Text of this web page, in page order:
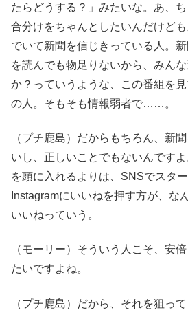
たらどうする？」みたいな。あ、
合分けをちゃんとしたいんだけど
でいて新聞を信じきっている人。
を読んでも物足りないから、みん
か？っていうような、この番組を
の人。そもそも情報弱者で……。
（プチ鹿島）だからもちろん、新
いし、正しいことでもないんです
を頭に入れるよりは、SNSでスタ
Instagramにいいねを押す方が、な
いいねっていう。
（モーリー）そういう人こそ、安
たいですよね。
（プチ鹿島）だから、それを狙っ